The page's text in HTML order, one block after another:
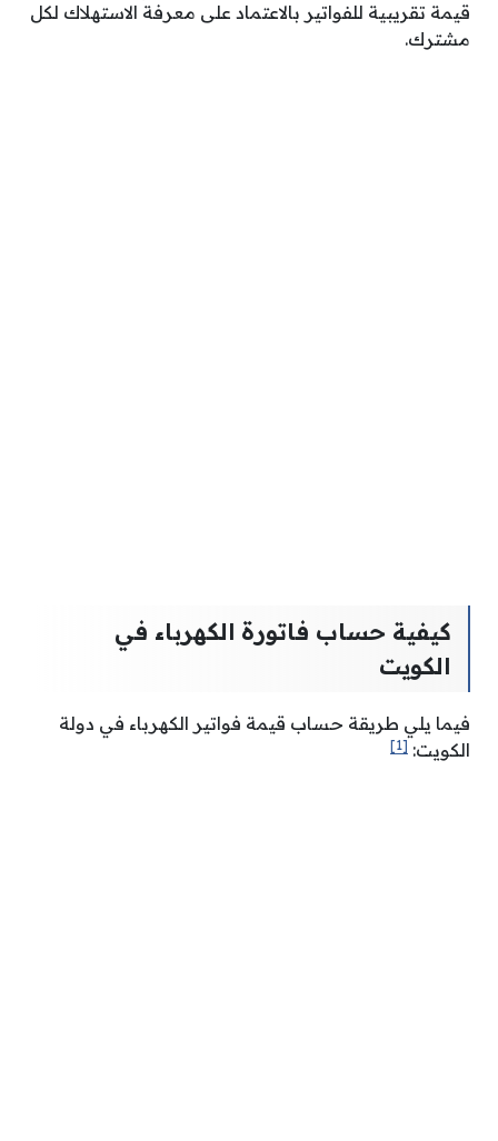
قيمة تقريبية للفواتير بالاعتماد على معرفة الاستهلاك لكل
مشترك.
كيفية حساب فاتورة الكهرباء في
الكويت
فيما يلي طريقة حساب قيمة فواتير الكهرباء في دولة
الكويت: [1]